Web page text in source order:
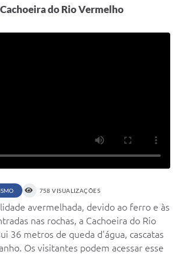
Cachoeira do Rio Vermelho
758 VISUALIZAÇÕES
avermelhada, devido ao ferro e às
nas rochas, a Cachoeira do Rio
36 metros de queda d'água, cascatas
Os visitantes podem acessar esse